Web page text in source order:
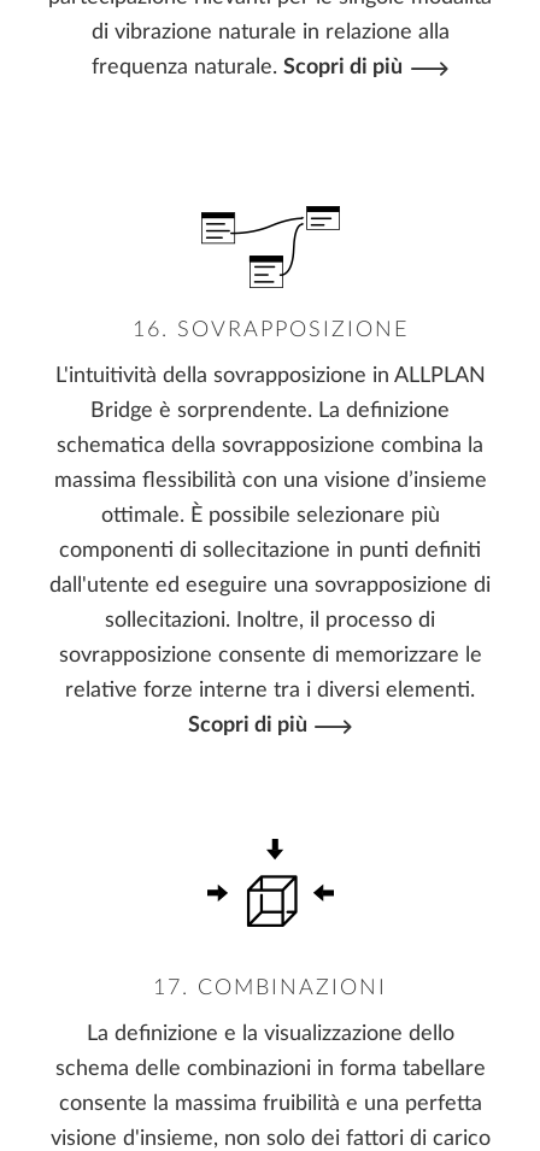
di vibrazione naturale in relazione alla
frequenza naturale.Scopri di più
16. SOVRAPPOSIZIONE
L'intuitività della sovrapposizione in ALLPLAN
Bridge è sorprendente. La definizione
schematica della sovrapposizione combina la
massima flessibilità con una visione d’insieme
ottimale. È possibile selezionare più
componenti di sollecitazione in punti definiti
dall'utente ed eseguire una sovrapposizione di
sollecitazioni. Inoltre, il processo di
sovrapposizione consente di memorizzare le
relative forze interne tra i diversi elementi.
Scopri di più
17. COMBINAZIONI
La definizione e la visualizzazione dello
schema delle combinazioni in forma tabellare
consente la massima fruibilità e una perfetta
visione d'insieme, non solo dei fattori di carico